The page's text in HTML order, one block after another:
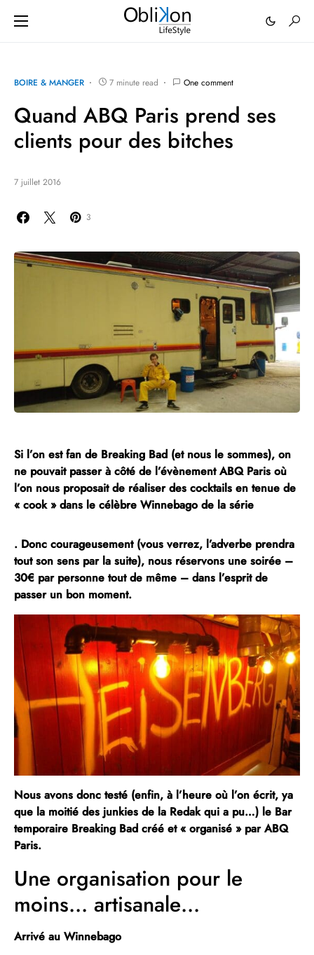
BOIRE & MANGER 7 minute read One comment
Quand ABQ Paris prend ses
clients pour des bitches
7 juillet 2016
3
Si l’on est fan de Breaking Bad (et nous le sommes), on
ne pouvait passer à côté de l’évènement ABQ Paris où
l’on nous proposait de réaliser des cocktails en tenue de
« cook » dans le célèbre Winnebago de la série
. Donc courageusement (vous verrez, l’adverbe prendra
tout son sens par la suite), nous réservons une soirée –
30€ par personne tout de même – dans l’esprit de
passer un bon moment.
Nous avons donc testé (enfin, à l’heure où l’on écrit, ya
que la moitié des junkies de la Redak qui a pu…) le Bar
temporaire Breaking Bad créé et « organisé » par ABQ
Paris.
Une organisation pour le
moins… artisanale…
Arrivé au Winnebago